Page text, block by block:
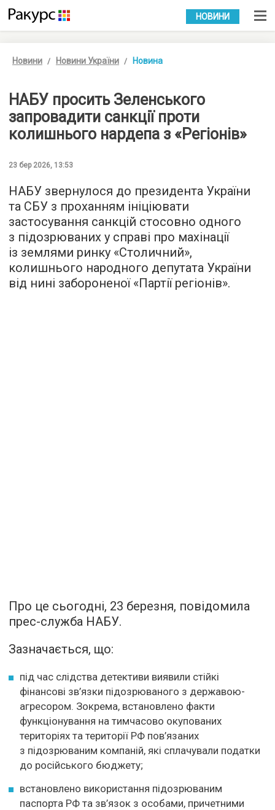
УКР РУС
НОВИНИ
Новини Новини України Новина
НАБУ просить Зеленського
запровадити санкції проти
колишнього нардепа з «Регіонів»
23 бер 2026, 13:53
НАБУ звернулося до президента України
та СБУ з проханням ініціювати
застосування санкцій стосовно одного
з підозрюваних у справі про махінації
із землями ринку «Столичний»,
колишнього народного депутата України
від нині забороненої «Партії регіонів».
Про це сьогодні, 23 березня, повідомила
прес-служба НАБУ.
Зазначається, що:
під час слідства детективи виявили стійкі
фінансові зв’язки підозрюваного з державою-
агресором. Зокрема, встановлено факти
функціонування на тимчасово окупованих
територіях та території РФ пов’язаних
з підозрюваним компаній, які сплачували податки
до російського бюджету;
встановлено використання підозрюваним
паспорта РФ та зв’язок з особами, причетними